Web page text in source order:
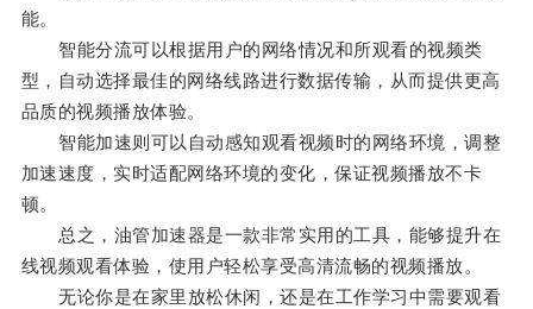
能。
智能分流可以根据用户的网络情况和所观看的视频类
型，自动选择最佳的网络线路进行数据传输，从而提供更高
品质的视频播放体验。
智能加速则可以自动感知观看视频时的网络环境，调整
加速速度，实时适配网络环境的变化，保证视频播放不卡
顿。
总之，油管加速器是一款非常实用的工具，能够提升在
线视频观看体验，使用户轻松享受高清流畅的视频播放。
无论你是在家里放松休闲，还是在工作学习中需要观看